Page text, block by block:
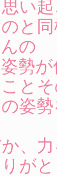
い
と
の
勢
と
姿
、
が